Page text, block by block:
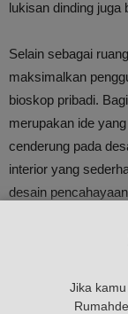
lukisan dinding juga
Selain sebagai
maksimalkan
bioskop pribadi.
merupakan ide
cenderung pada
interior yang
desain
Berikut beberapa
karaoke anda
Jika